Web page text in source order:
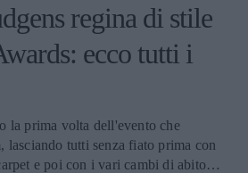
regina di stile
ecco tutti i
la prima volta dell'evento che
lasciando tutti senza fiato prima con
e poi con i vari cambi di abito